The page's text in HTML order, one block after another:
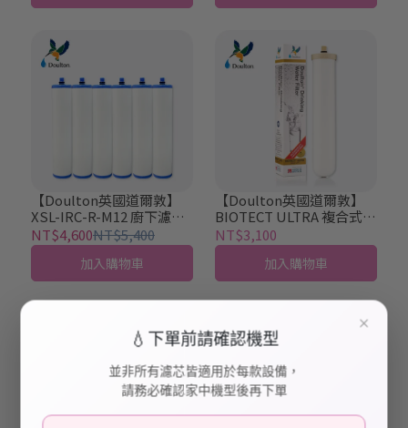
×
💧 下單前請確認機型
並非所有濾芯皆適用於每款設備，
請務必確認家中機型後再下單
【Doulton英國道爾敦】
XSL-IRC-R-M12 廚下濾水
器專用樹脂濾芯 新螺牙專
用 (6入) 不含師傅出工費
NT$4,600NT$5,400
加入購物車
【Doulton英國道爾敦】
BIOTECT ULTRA 複合式陶
瓷濾芯 新螺牙 (2504系列
專用) 不含師傅出工費
NT$3,100
加入購物車